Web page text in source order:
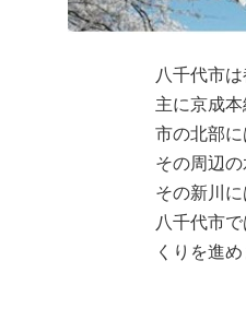
八千代市
主に京成
市の北部
その周辺
その新川
八千代市
くりを進め